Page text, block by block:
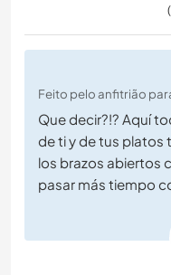
Feito pelo anfitrião
Que decir?!? Aquí
de ti y de tus platos
los brazos abiertos
pasar más tiempo